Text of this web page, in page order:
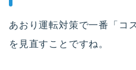
あおり運転対策で一番「コ
を見直すことですね。